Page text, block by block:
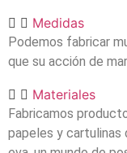
Medidas
Podemos fabricar
que su acción de
Materiales
Fabricamos
papeles y cartulinas